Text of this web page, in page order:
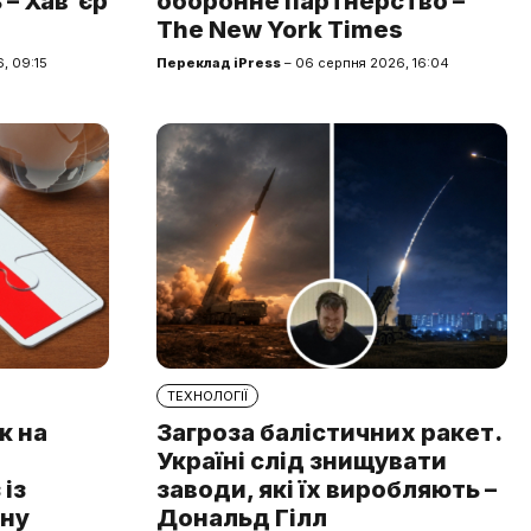
09:15
The New York Times
Переклад iPress – 06 серпня 2026, 16:04
на
ТЕХНОЛОГІЇ
Загроза балістичних ракет.
Україні слід знищувати
заводи, які їх виробляють –
Дональд Гілл